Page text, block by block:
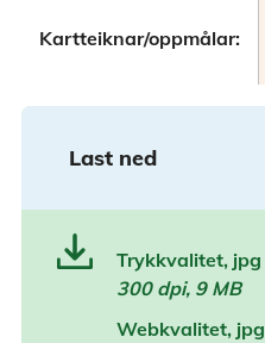
Kartteiknar/oppmålar:
Last ned
Trykkvalitet, jpg
300 dpi, 9 MB
Webkvalitet, jpg